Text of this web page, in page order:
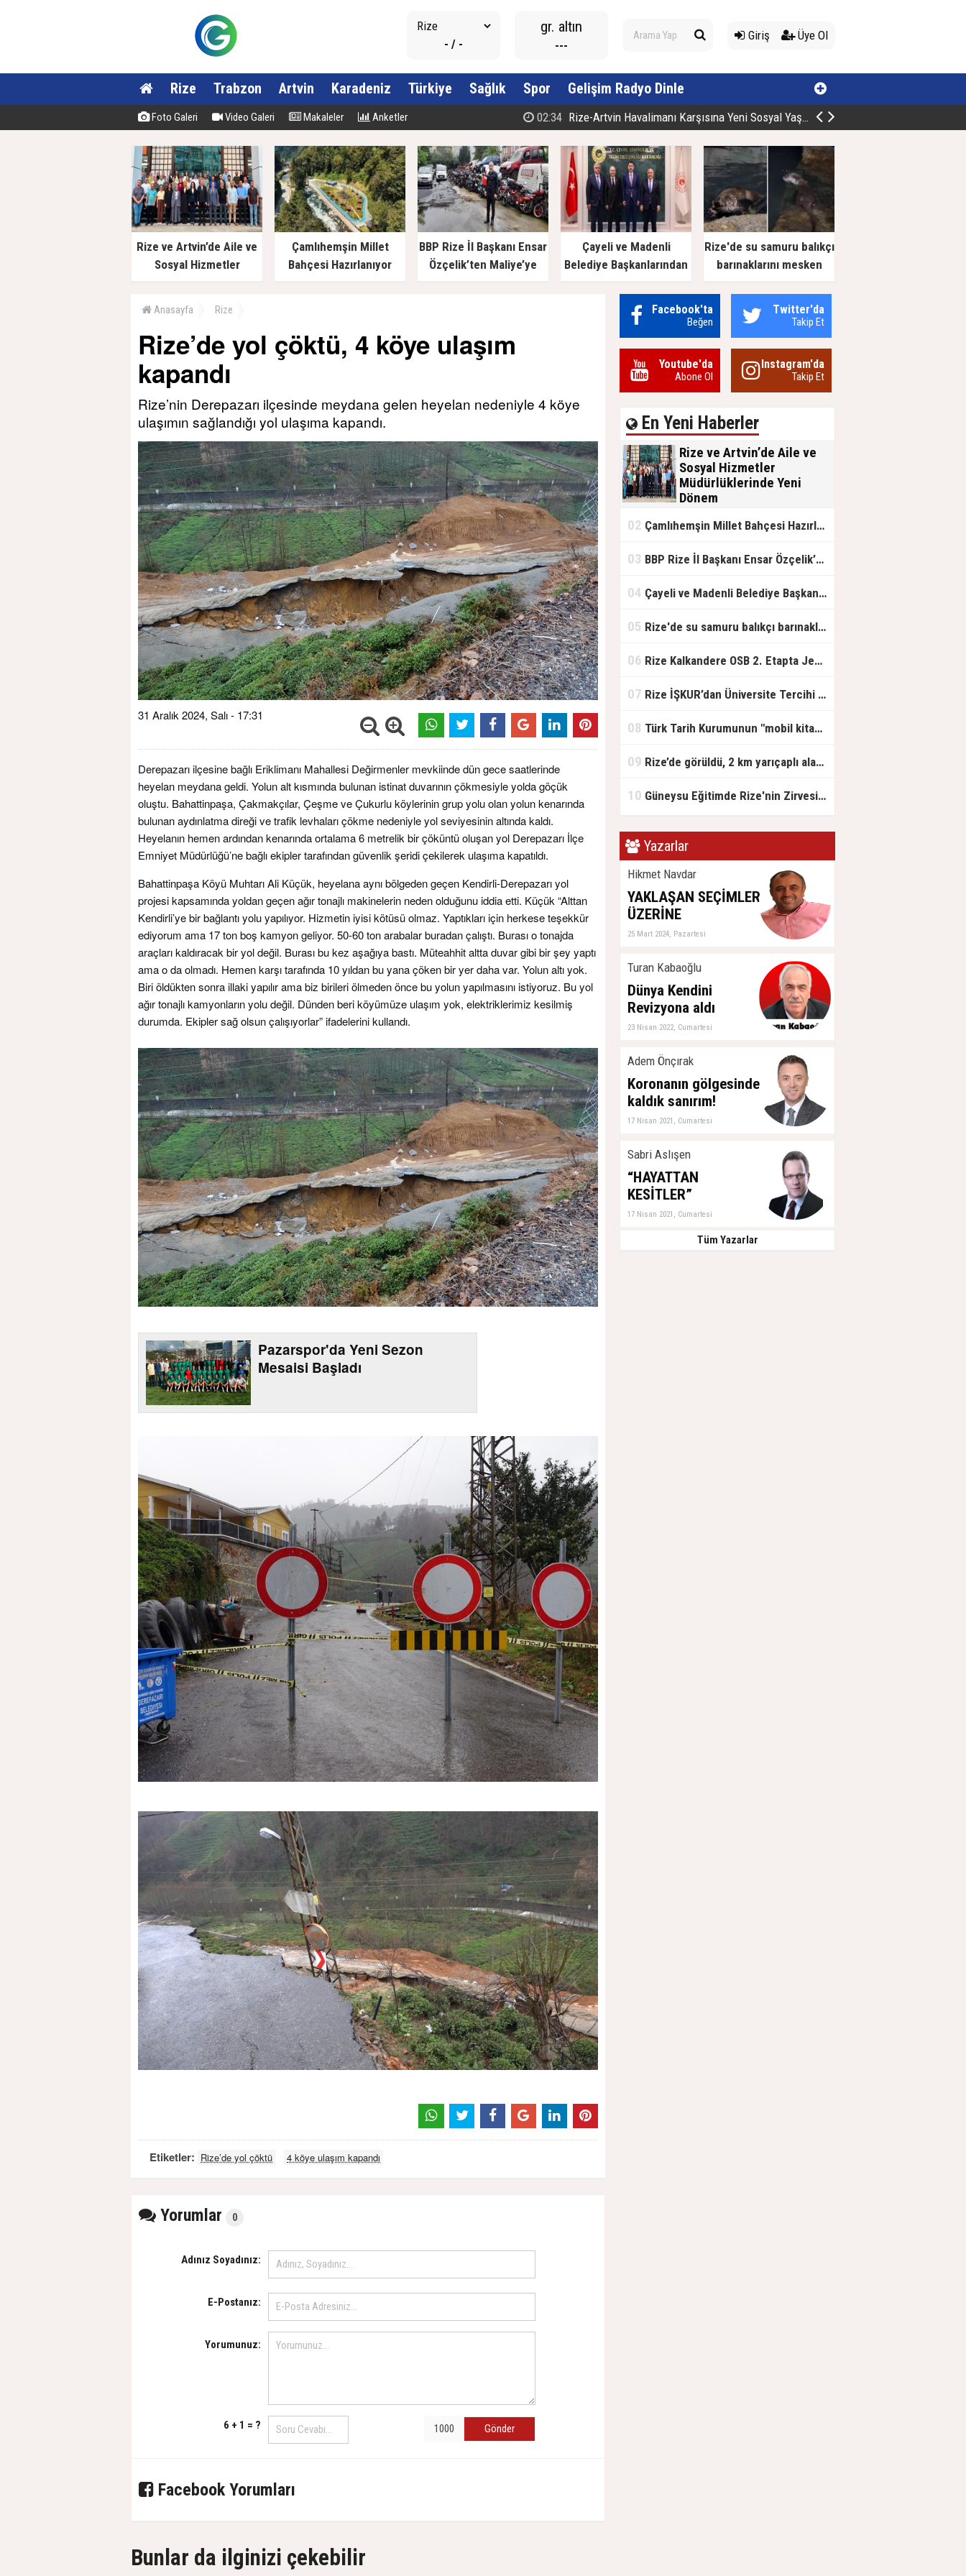
- / -
gr. altın
---
Giriş Üye Ol
Rize Trabzon Artvin Karadeniz Türkiye Sağlık Spor Gelişim Radyo Dinle
Foto Galeri Video Galeri Makaleler Anketler 02:34 Rize-Artvin Havalimanı Karşısına Yeni Sosyal Yaşam Alan
Rize ve Artvin’de Aile ve
Sosyal Hizmetler
Çamlıhemşin Millet
Bahçesi Hazırlanıyor
BBP Rize İl Başkanı Ensar
Özçelik’ten Maliye’ye
Durdurur!"
Çayeli ve Madenli
Belediye Başkanlarından
Rize'de su samuru balıkçı
barınaklarını mesken
Anasayfa Rize
Rize’de yol çöktü, 4 köye ulaşım
kapandı
Rize’nin Derepazarı ilçesinde meydana gelen heyelan nedeniyle 4 köye
ulaşımın sağlandığı yol ulaşıma kapandı.
31 Aralık 2024, Salı - 17:31
Derepazarı ilçesine bağlı Eriklimanı Mahallesi Değirmenler mevkiinde dün gece saatlerinde
heyelan meydana geldi. Yolun alt kısmında bulunan istinat duvarının çökmesiyle yolda göçük
oluştu. Bahattinpaşa, Çakmakçılar, Çeşme ve Çukurlu köylerinin grup yolu olan yolun kenarında
bulunan aydınlatma direği ve trafik levhaları çökme nedeniyle yol seviyesinin altında kaldı.
Heyelanın hemen ardından kenarında ortalama 6 metrelik bir çöküntü oluşan yol Derepazarı İlçe
Emniyet Müdürlüğü’ne bağlı ekipler tarafından güvenlik şeridi çekilerek ulaşıma kapatıldı.
Bahattinpaşa Köyü Muhtarı Ali Küçük, heyelana aynı bölgeden geçen Kendirli-Derepazarı yol
projesi kapsamında yoldan geçen ağır tonajlı makinelerin neden olduğunu iddia etti. Küçük “Alttan
Kendirli’ye bir bağlantı yolu yapılıyor. Hizmetin iyisi kötüsü olmaz. Yaptıkları için herkese teşekkür
ediyorum ama 17 ton boş kamyon geliyor. 50-60 ton arabalar buradan çalıştı. Burası o tonajda
araçları kaldıracak bir yol değil. Burası bu kez aşağıya bastı. Müteahhit altta duvar gibi bir şey yaptı
ama o da olmadı. Hemen karşı tarafında 10 yıldan bu yana çöken bir yer daha var. Yolun altı yok.
Biri öldükten sonra illaki yapılır ama biz birileri ölmeden önce bu yolun yapılmasını istiyoruz. Bu yol
ağır tonajlı kamyonların yolu değil. Dünden beri köyümüze ulaşım yok, elektriklerimiz kesilmiş
durumda. Ekipler sağ olsun çalışıyorlar” ifadelerini kullandı.
Pazarspor'da Yeni Sezon
Mesaisi Başladı
Etiketler: Rize’de yol çöktü 4 köye ulaşım kapandı
Yorumlar 0
Adınız Soyadınız:
E-Postanız:
Yorumunuz:
6 + 1 = ? Gönder
Facebook Yorumları
Bunlar da ilginizi çekebilir
Facebook'ta
Beğen
Twitter'da
Takip Et
Youtube'da
Abone Ol
Instagram'da
Takip Et
En Yeni Haberler
Rize ve Artvin’de Aile ve
Sosyal Hizmetler
Müdürlüklerinde Yeni
Dönem
bünyesinde Rize ve Artvin İl
Müdürlüklerinde gerçekleşen görev
devlet geleneğinin ön plana çıktığı
02 Çamlıhemşin Millet Bahçesi Hazırlanıyor
03 BBP Rize İl Başkanı Ensar Özçelik’ten Maliye’ye Çağrı: "Esnafın Ekmek Teknesine Haciz Borcu Ödetmez, Üretimi Durdurur!"
04 Çayeli ve Madenli Belediye Başkanlarından Bakan Kurum’a Ziyaret
05 Rize'de su samuru balıkçı barınaklarını mesken tuttu
06 Rize Kalkandere OSB 2. Etapta Jeolojik Etüt Çalışmaları Başladı
07 Rize İŞKUR’dan Üniversite Tercihi Yapan Adaylara DABİS Desteği
08 Türk Tarih Kurumunun "mobil kitap satış mağazası" Rize'ye geldi
09 Rize’de görüldü, 2 km yarıçaplı alan karantinada
10 Güneysu Eğitimde Rize'nin Zirvesinde: LGS ve YKS’de Rize Birinciliği Geldi!
Yazarlar
Hikmet Navdar
YAKLAŞAN SEÇİMLER
ÜZERİNE
25 Mart 2024, Pazartesi
Turan Kabaoğlu
Dünya Kendini
Revizyona aldı
23 Nisan 2022, Cumartesi
Adem Önçırak
Koronanın gölgesinde
kaldık sanırım!
17 Nisan 2021, Cumartesi
Sabri Aslışen
“HAYATTAN
KESİTLER”
17 Nisan 2021, Cumartesi
Tüm Yazarlar